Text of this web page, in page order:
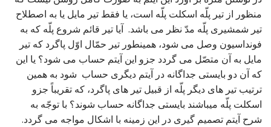
منظور از تیر پلّه اسکلت پلّه است، یا فقط تیر مایل یا به اصطلاح
تیر شمشیری پلّه مدّ نظر می باشد. آیا تیر قائم شروع پلّه که به
فونداسیون وصل می شود، همینطور تیر حمّال اوّل پاگرد که تیر
مایل به آن متصّل می گردد جزو این آیتم حساب می شود؟ یا این
که آن دو بایستی جداگانه در آیتم دیگری حساب شود به همین
ترتیب تیر های دیگر پلّه از قبیل تیر های پاگرد، که تقریباً جزو
اسکلت پلّه میباشند بایستی جداگانه حساب شوند؟ با توجّه به
شرح آیتم تصمیم گیری در این زمینه با اشکال مواجه می گردد.